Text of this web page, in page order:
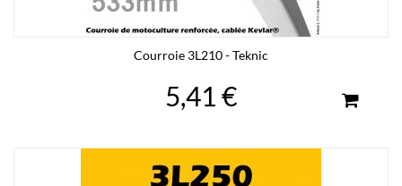
Courroie 3L210 - Teknic
5,41 €